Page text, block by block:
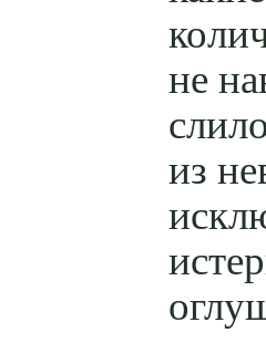
не
из